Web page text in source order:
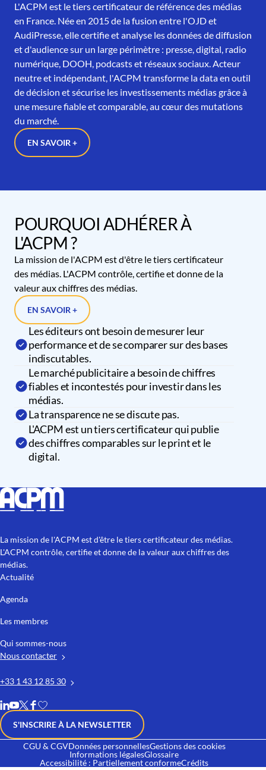
L'ACPM est le tiers certificateur de référence des médias
en France. Née en 2015 de la fusion entre l'OJD et
AudiPresse, elle certifie et analyse les données de diffusion
et d'audience sur un large périmètre : presse, digital, radio
numérique, DOOH, podcasts et réseaux sociaux. Acteur
neutre et indépendant, l'ACPM transforme la data en outil
de décision et sécurise les investissements médias grâce à
une mesure fiable et comparable, au cœur des mutations
du marché.
EN SAVOIR +
POURQUOI ADHÉRER À
L'ACPM ?
La mission de l'ACPM est d'être le tiers certificateur
des médias. L'ACPM contrôle, certifie et donne de la
valeur aux chiffres des médias.
EN SAVOIR +
Les éditeurs ont besoin de mesurer leur
performance et de se comparer sur des bases
indiscutables.
Le marché publicitaire a besoin de chiffres
fiables et incontestés pour investir dans les
médias.
La transparence ne se discute pas.
L'ACPM est un tiers certificateur qui publie
des chiffres comparables sur le print et le
digital.
La mission de l'ACPM est d'être le tiers certificateur des médias.
L'ACPM contrôle, certifie et donne de la valeur aux chiffres des
médias.
Actualité
Agenda
Les membres
Qui sommes-nous
Nous contacter
+33 1 43 12 85 30
S'INSCRIRE À LA NEWSLETTER
CGU & CGVDonnées personnellesGestions des cookies
Informations légalesGlossaire
Accessibilité : Partiellement conformeCrédits